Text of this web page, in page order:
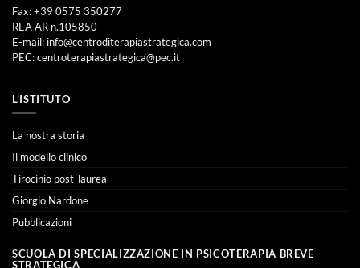
Fax: +39 0575 350277
REA AR n.105850
E-mail: info@centroditerapiastrategica.com
PEC:centroterapiastrategica@pec.it
L’ISTITUTO
La nostra storia
Il modello clinico
Tirocinio post-laurea
Giorgio Nardone
Pubblicazioni
SCUOLA DI SPECIALIZZAZIONE IN PSICOTERAPIA BREVE
STRATEGICA